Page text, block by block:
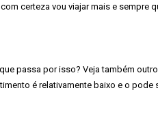
certeza vou viajar mais e sempre
passa por isso? Veja também
é relativamente baixo e o pode